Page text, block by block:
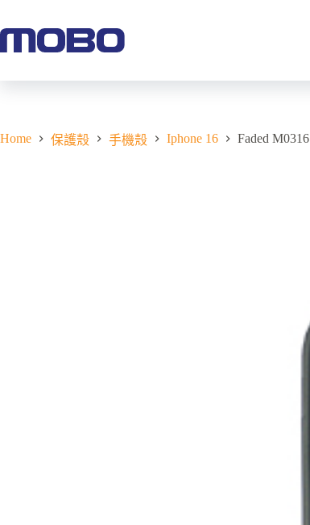
Home 保護殼 手機殼 Iphone 16 Faded M0316